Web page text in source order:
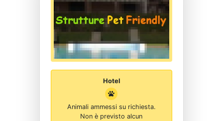
Hotel
Animali ammessi su richiesta.
Non è previsto alcun